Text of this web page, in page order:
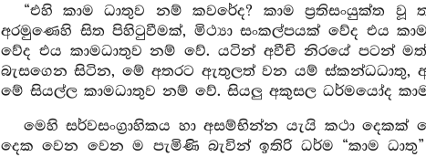
“එහි කාම ධාතුව නම් කවරේද? කාම ප්‍රතිසංයුක්ත
අරමුණෙහි සිත පිහිටුවීමක්, මිථ්‍යා සංකල්පයක් වේද එය
වේද එය කාමධාතුව නම් වේ. යටින් අවීචි නිරයේ පටන්
බැසගෙන සිටින, මේ අතරට ඇතුලත් වන යම් ස්කන්ධධාතු,
මේ සියල්ල කාමධාතුව නම් වේ. සියලු අකුසල ධර්මයෝද
මෙහි සර්වසංග්‍රාහිකය හා අසම්භින්න යැයි කථා දෙකක්
දෙක වෙන වෙන ම පැමිණි බැවින් ඉතිරි ධර්ම “කාම